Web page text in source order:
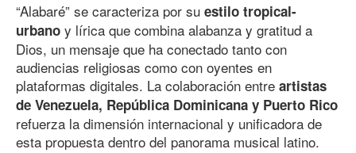
“Alabaré” se caracteriza por su estilo tropical-
urbano y lírica que combina alabanza y gratitud a
Dios, un mensaje que ha conectado tanto con
audiencias religiosas como con oyentes en
plataformas digitales. La colaboración entre artistas
de Venezuela, República Dominicana y Puerto Rico
refuerza la dimensión internacional y unificadora de
esta propuesta dentro del panorama musical latino.